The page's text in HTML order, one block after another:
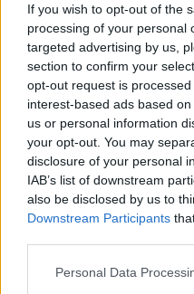
If you wish to opt-out of the
processing of your personal
targeted advertising by us,
section to confirm your
opt-out request is
interest-based ads based
us or personal information
your opt-out. You may
disclosure of your personal
IAB’s list of downstream
also be disclosed by us to
Downstream Participants
Personal Data
SHBA: Bisedimet Oman-
Iran po avancojnë,
marrëveshja për lundrimin
në Hormuz pritet së
shpejti